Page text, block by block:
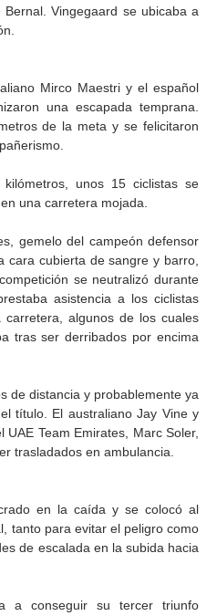
Vingegaard se ubicaba a
Mirco Maestri y el español
una escapada temprana.
de la meta y se felicitaron
unos 15 ciclistas se
una carretera mojada.
gemelo del campeón defensor
cara cubierta de sangre y barro,
se neutralizó durante
asistencia a los ciclistas
algunos de los cuales
tras ser derribados por encima
de distancia y probablemente ya
título. El australiano Jay Vine y
Team Emirates, Marc Soler,
trasladados en ambulancia.
en la caída y se colocó al
tanto para evitar el peligro como
de escalada en la subida hacia
a conseguir su tercer triunfo